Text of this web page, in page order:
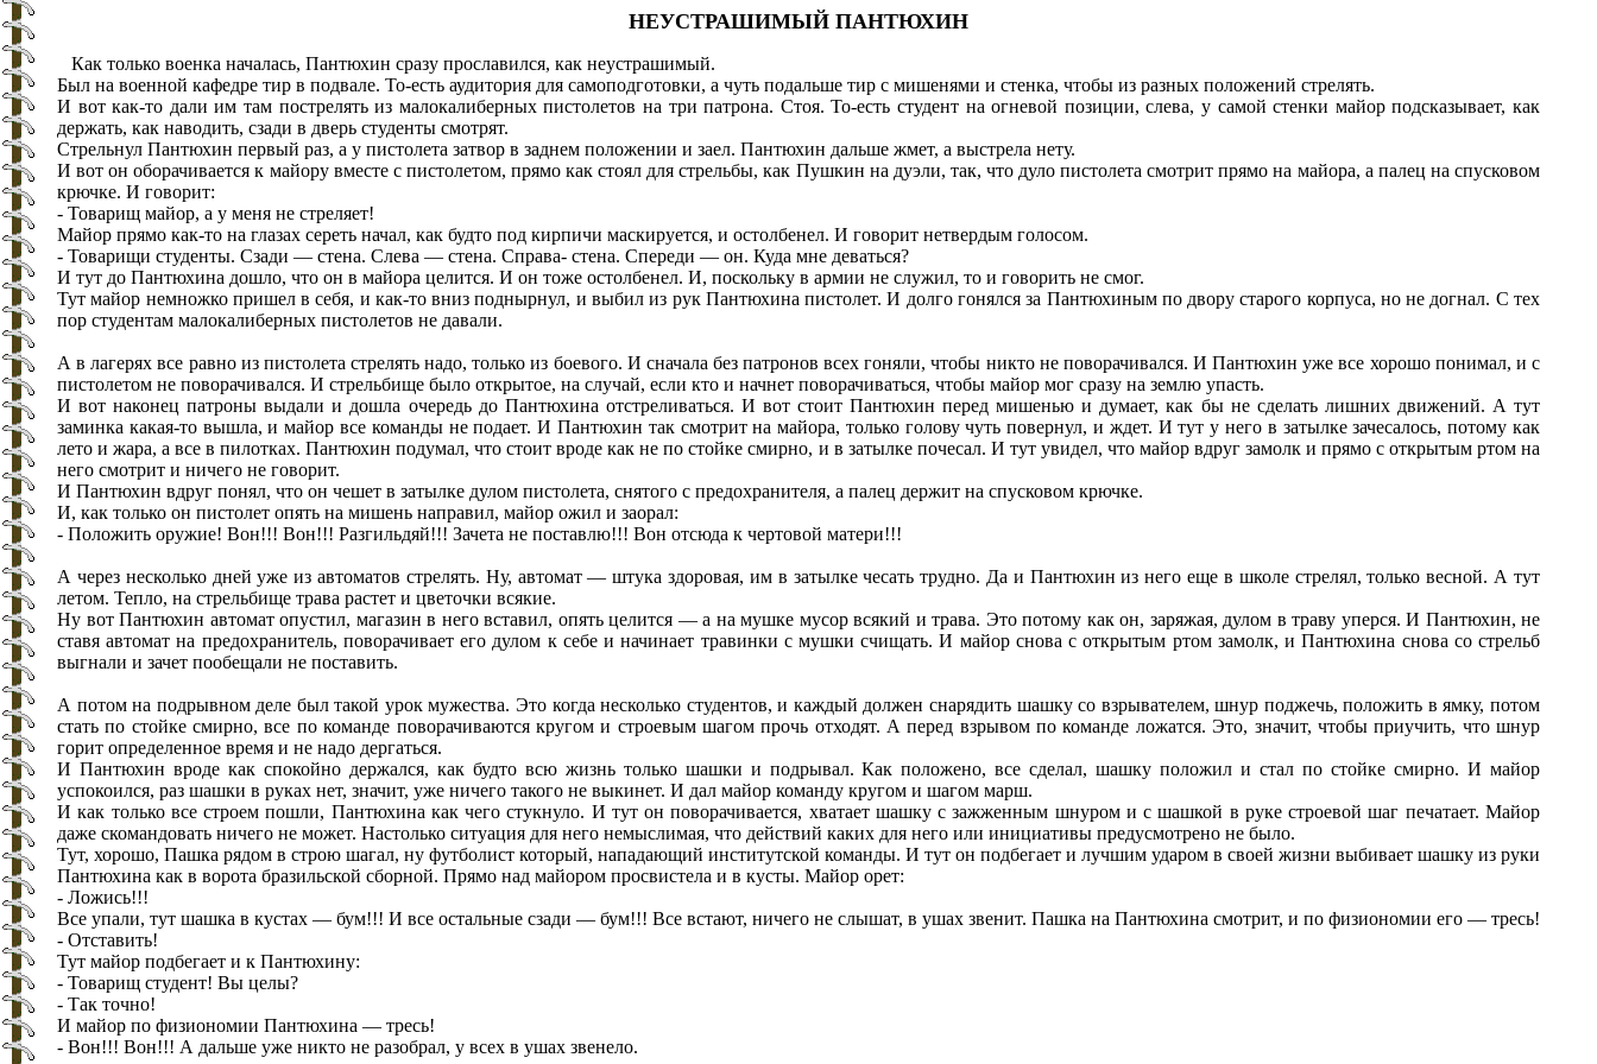
НЕУСТРАШИМЫЙ ПАНТЮХИН
Как только военка началась, Пантюхин сразу прославился, как неустрашимый.
Был на военной кафедре тир в подвале. То-есть аудитория для самоподготовки, а чуть подальше тир с мишенями и стенка, чтобы из разных положений стрелять.
И вот как-то дали им там пострелять из малокалиберных пистолетов на три патрона. Стоя. То-есть студент на огневой позиции, слева, у самой стенки майор подсказывает, как
держать, как наводить, сзади в дверь студенты смотрят.
Стрельнул Пантюхин первый раз, а у пистолета затвор в заднем положении и заел. Пантюхин дальше жмет, а выстрела нету.
И вот он оборачивается к майору вместе с пистолетом, прямо как стоял для стрельбы, как Пушкин на дуэли, так, что дуло пистолета смотрит прямо на майора, а палец на спусковом
крючке. И говорит:
- Товарищ майор, а у меня не стреляет!
Майор прямо как-то на глазах сереть начал, как будто под кирпичи маскируется, и остолбенел. И говорит нетвердым голосом.
- Товарищи студенты. Сзади — стена. Слева — стена. Справа- стена. Спереди — он. Куда мне деваться?
И тут до Пантюхина дошло, что он в майора целится. И он тоже остолбенел. И, поскольку в армии не служил, то и говорить не смог.
Тут майор немножко пришел в себя, и как-то вниз поднырнул, и выбил из рук Пантюхина пистолет. И долго гонялся за Пантюхиным по двору старого корпуса, но не догнал. С тех
пор студентам малокалиберных пистолетов не давали.
А в лагерях все равно из пистолета стрелять надо, только из боевого. И сначала без патронов всех гоняли, чтобы никто не поворачивался. И Пантюхин уже все хорошо понимал, и с
пистолетом не поворачивался. И стрельбище было открытое, на случай, если кто и начнет поворачиваться, чтобы майор мог сразу на землю упасть.
И вот наконец патроны выдали и дошла очередь до Пантюхина отстреливаться. И вот стоит Пантюхин перед мишенью и думает, как бы не сделать лишних движений. А тут
заминка какая-то вышла, и майор все команды не подает. И Пантюхин так смотрит на майора, только голову чуть повернул, и ждет. И тут у него в затылке зачесалось, потому как
лето и жара, а все в пилотках. Пантюхин подумал, что стоит вроде как не по стойке смирно, и в затылке почесал. И тут увидел, что майор вдруг замолк и прямо с открытым ртом на
него смотрит и ничего не говорит.
И Пантюхин вдруг понял, что он чешет в затылке дулом пистолета, снятого с предохранителя, а палец держит на спусковом крючке.
И, как только он пистолет опять на мишень направил, майор ожил и заорал:
- Положить оружие! Вон!!! Вон!!! Разгильдяй!!! Зачета не поставлю!!! Вон отсюда к чертовой матери!!!
А через несколько дней уже из автоматов стрелять. Ну, автомат — штука здоровая, им в затылке чесать трудно. Да и Пантюхин из него еще в школе стрелял, только весной. А тут
летом. Тепло, на стрельбище трава растет и цветочки всякие.
Ну вот Пантюхин автомат опустил, магазин в него вставил, опять целится — а на мушке мусор всякий и трава. Это потому как он, заряжая, дулом в траву уперся. И Пантюхин, не
ставя автомат на предохранитель, поворачивает его дулом к себе и начинает травинки с мушки счищать. И майор снова с открытым ртом замолк, и Пантюхина снова со стрельб
выгнали и зачет пообещали не поставить.
А потом на подрывном деле был такой урок мужества. Это когда несколько студентов, и каждый должен снарядить шашку со взрывателем, шнур поджечь, положить в ямку, потом
стать по стойке смирно, все по команде поворачиваются кругом и строевым шагом прочь отходят. А перед взрывом по команде ложатся. Это, значит, чтобы приучить, что шнур
горит определенное время и не надо дергаться.
И Пантюхин вроде как спокойно держался, как будто всю жизнь только шашки и подрывал. Как положено, все сделал, шашку положил и стал по стойке смирно. И майор
успокоился, раз шашки в руках нет, значит, уже ничего такого не выкинет. И дал майор команду кругом и шагом марш.
И как только все строем пошли, Пантюхина как чего стукнуло. И тут он поворачивается, хватает шашку с зажженным шнуром и с шашкой в руке строевой шаг печатает. Майор
даже скомандовать ничего не может. Настолько ситуация для него немыслимая, что действий каких для него или инициативы предусмотрено не было.
Тут, хорошо, Пашка рядом в строю шагал, ну футболист который, нападающий институтской команды. И тут он подбегает и лучшим ударом в своей жизни выбивает шашку из руки
Пантюхина как в ворота бразильской сборной. Прямо над майором просвистела и в кусты. Майор орет:
- Ложись!!!
Все упали, тут шашка в кустах — бум!!! И все остальные сзади — бум!!! Все встают, ничего не слышат, в ушах звенит. Пашка на Пантюхина смотрит, и по физиономии его — тресь!
- Отставить!
Тут майор подбегает и к Пантюхину:
- Товарищ студент! Вы целы?
- Так точно!
И майор по физиономии Пантюхина — тресь!
- Вон!!! Вон!!! А дальше уже никто не разобрал, у всех в ушах звенело.